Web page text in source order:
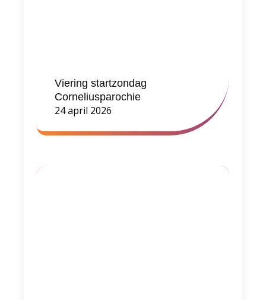
Viering startzondag
Corneliusparochie
24 april 2026